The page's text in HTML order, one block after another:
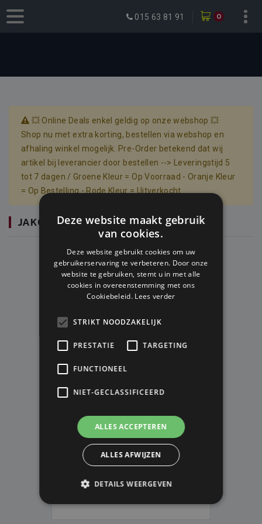
015 63 81 91 0
💥 Online Deals enkel geldig op onze webshop 💥
Shop nu met extra korting, bestellen via webshop en
afhaling winkel mogelijk. Pre-Order betekend dat wij
artikel bij leverancier door bestellen --> Leveringstijd 5
tot 7 dagen / Groene Kleur = Op Voorraad - Oranje Kleur
= Op Bestelling - Rode Kleur = Uitverkocht
JAKO STRIKER 2.0 TRAININGSBAL
JAKO TRAININGSBAL STRIKER 2.0
Op voorraad
Deze website maakt gebruik
van cookies.
Deze website gebruikt cookies om uw
gebruikerservaring te verbeteren. Door onze
website te gebruiken, stemt u in met alle
cookies in overeenstemming met ons
Cookiebeleid. Lees verder
STRIKT NOODZAKELIJK
PRESTATIE TARGETING
FUNCTIONEEL
NIET-GECLASSIFICEERD
ALLES ACCEPTEREN
ALLES AFWIJZEN
DETAILS WEERGEVEN